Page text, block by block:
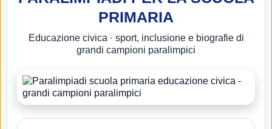
PRIMARIA
Educazione civica · sport, inclusione e biografie di
grandi campioni paralimpici